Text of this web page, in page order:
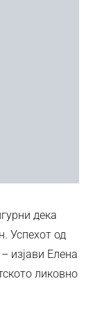
дека
Успехот од
изјави Елена
ликовно